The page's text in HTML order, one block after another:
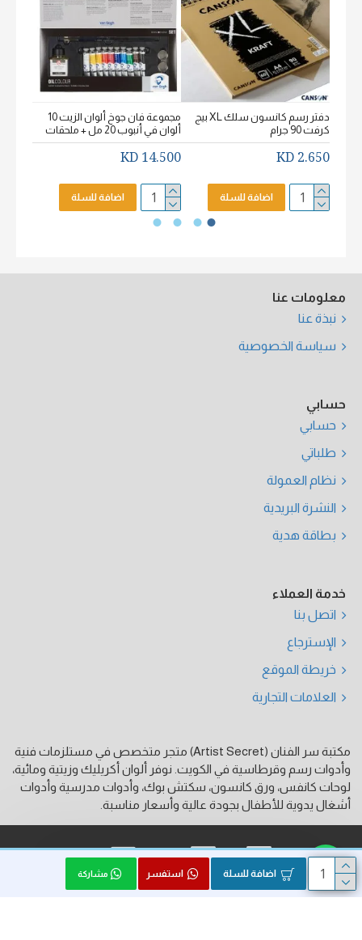
اضافة للسلة استفسر مشاركة
دفتر رسم كانسون سلك XL بيج
كرفت 90 جرام
2.650 KD
اضافة للسلة
مجموعة فان جوخ ألوان الزيت 10
ألوان في أنبوب 20 مل + ملحقات
14.500 KD
اضافة للسلة
معلومات عنا
نبذة عنا
سياسة الخصوصية
حسابي
حسابي
طلباتي
نظام العمولة
النشرة البريدية
بطاقة هدية
خدمة العملاء
اتصل بنا
الإسترجاع
خريطة الموقع
العلامات التجارية
مكتبة سر الفنان (Artist Secret) متجر متخصص في مستلزمات فنية
وأدوات رسم وقرطاسية في الكويت. نوفر ألوان أكريليك وزيتية ومائية،
لوحات كانفس، ورق كانسون، سكتش بوك، وأدوات مدرسية وأدوات
أشغال يدوية للأطفال بجودة عالية وأسعار مناسبة.
الحقوق محفوظة © 2026, Artist Secret, بواسطة HK